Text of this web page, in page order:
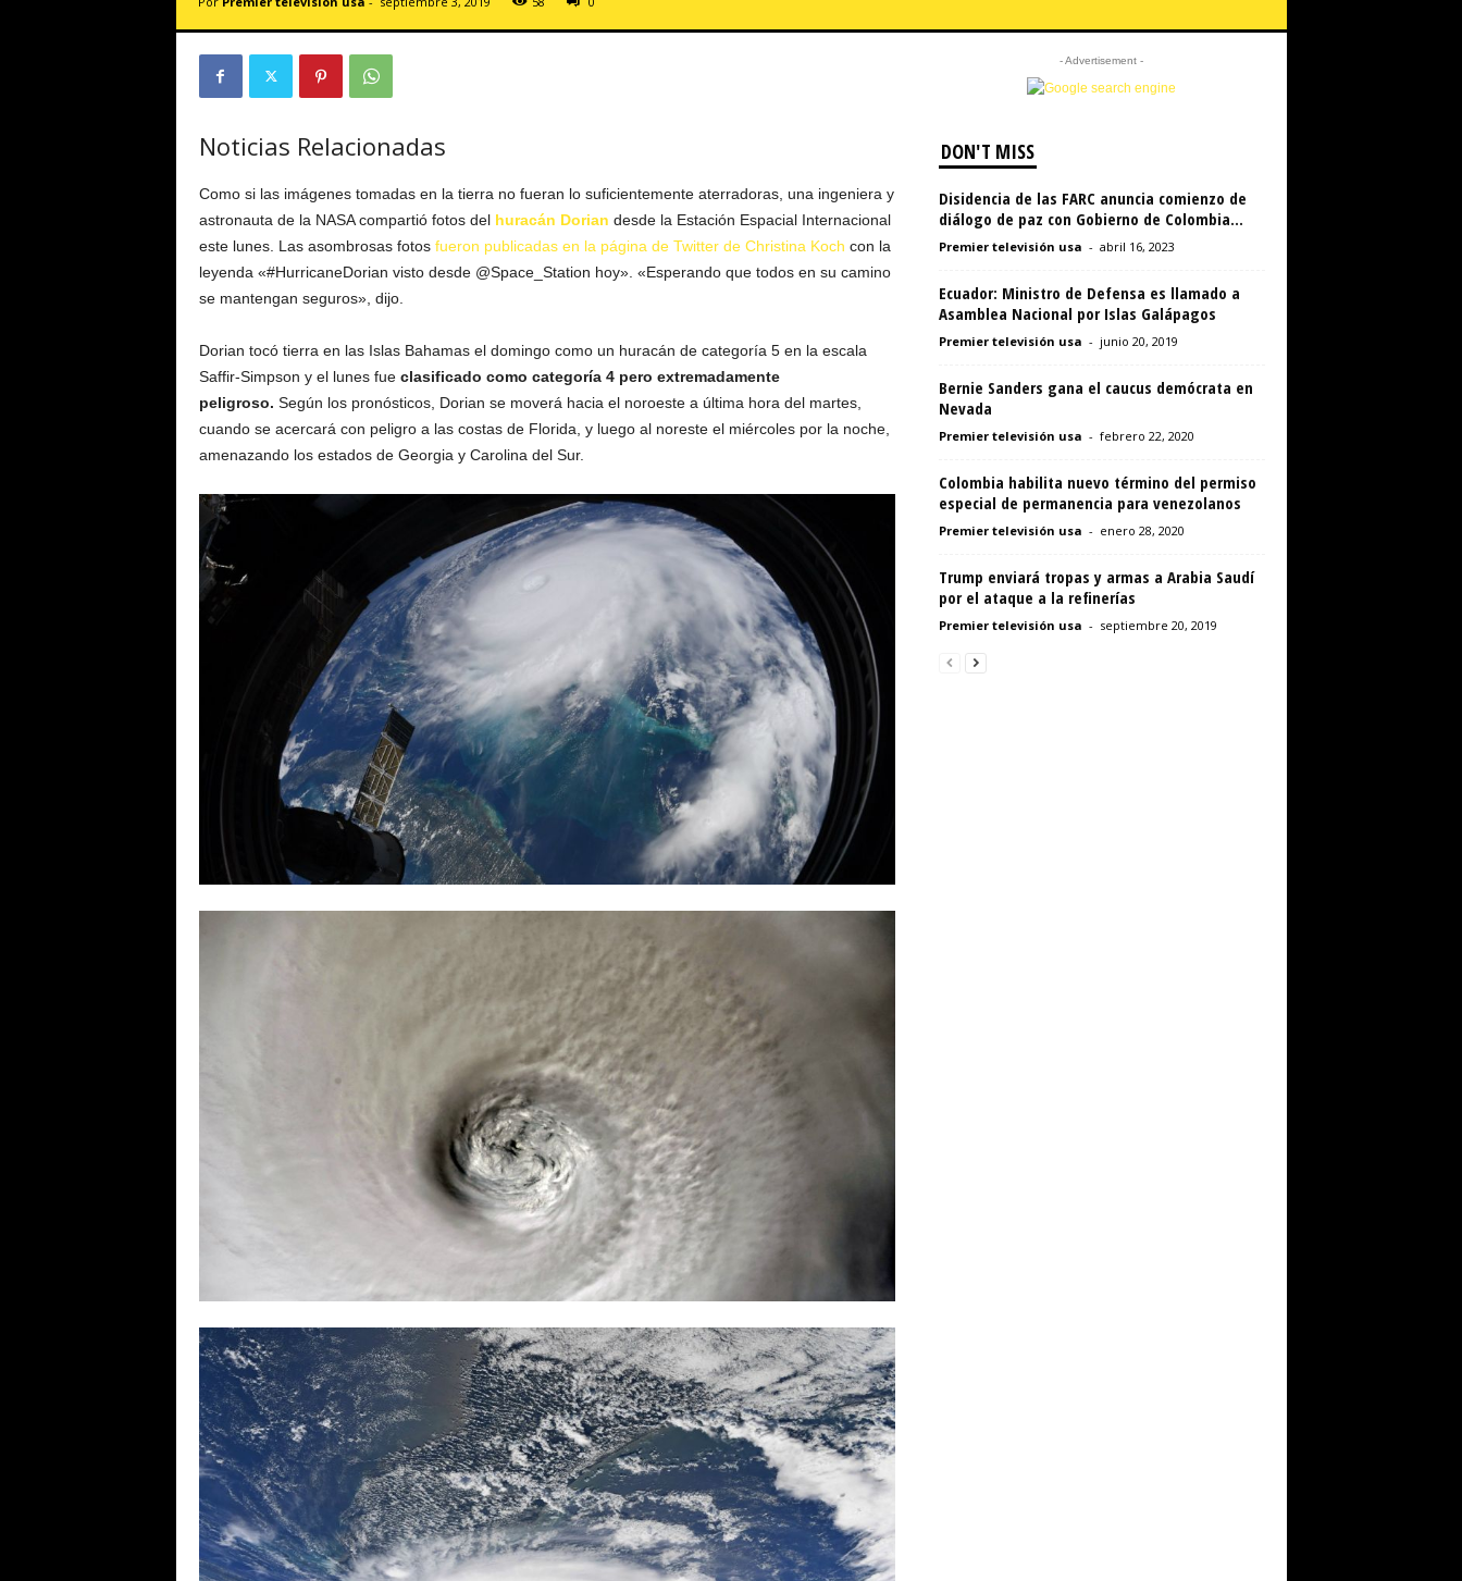
Noticias Relacionadas
Como si las imágenes tomadas en la tierra no fueran lo suficientemente aterradoras, una ingeniera y
astronauta de la NASA compartió fotos del huracán Dorian desde la Estación Espacial Internacional
este lunes. Las asombrosas fotos fueron publicadas en la página de Twitter de Christina Koch con la
leyenda «#HurricaneDorian visto desde @Space_Station hoy». «Esperando que todos en su camino
se mantengan seguros», dijo.
Dorian tocó tierra en las Islas Bahamas el domingo como un huracán de categoría 5 en la escala
Saffir-Simpson y el lunes fue clasificado como categoría 4 pero extremadamente
peligroso. Según los pronósticos, Dorian se moverá hacia el noroeste a última hora del martes,
cuando se acercará con peligro a las costas de Florida, y luego al noreste el miércoles por la noche,
amenazando los estados de Georgia y Carolina del Sur.
- Advertisement -
DON'T MISS
Disidencia de las FARC anuncia comienzo de
diálogo de paz con Gobierno de Colombia...
Premier televisión usa - abril 16, 2023
Ecuador: Ministro de Defensa es llamado a
Asamblea Nacional por Islas Galápagos
Premier televisión usa - junio 20, 2019
Bernie Sanders gana el caucus demócrata en
Nevada
Premier televisión usa - febrero 22, 2020
Colombia habilita nuevo término del permiso
especial de permanencia para venezolanos
Premier televisión usa - enero 28, 2020
Trump enviará tropas y armas a Arabia Saudí
por el ataque a la refinerías
Premier televisión usa - septiembre 20, 2019